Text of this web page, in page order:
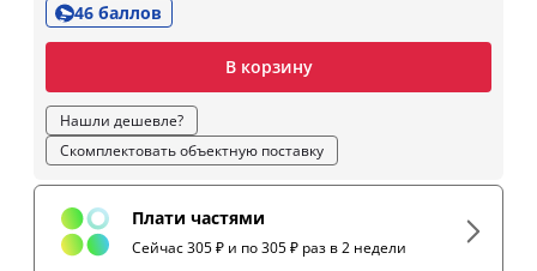
46 баллов
В корзину
Нашли дешевле?
Скомплектовать объектную поставку
Плати частями
Сейчас 305 ₽ и по 305 ₽ раз в 2 недели